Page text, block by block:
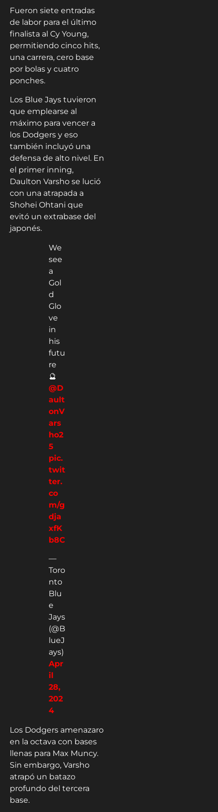
Fueron siete entradas
de labor para el último
finalista al Cy Young,
permitiendo cinco hits,
una carrera, cero base
por bolas y cuatro
ponches.
Los Blue Jays tuvieron
que emplearse al
máximo para vencer a
los Dodgers y eso
también incluyó una
defensa de alto nivel. En
el primer inning,
Daulton Varsho se lució
con una atrapada a
Shohei Ohtani que
evitó un extrabase del
japonés.
We
see
a
Gol
d
Glo
ve
in
his
futu
re
🔮
@D
ault
onV
ars
ho2
5
pic.
twit
ter.
co
m/g
dja
xfK
b8C
—
Toro
nto
Blu
e
Jays
(@B
lueJ
ays)
Apr
il
28,
202
4
Los Dodgers amenazaro
en la octava con bases
llenas para Max Muncy.
Sin embargo, Varsho
atrapó un batazo
profundo del tercera
base.